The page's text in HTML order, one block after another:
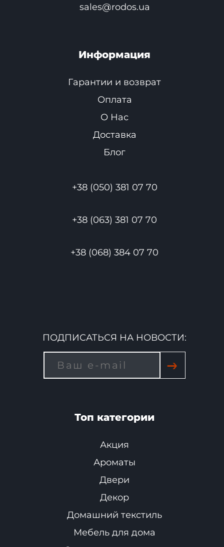
sales@rodos.ua
Информация
Гарантии и возврат
Оплата
О Нас
Доставка
Блог
+38 (050) 381 07 70
+38 (063) 381 07 70
+38 (068) 384 07 70
ПОДПИСАТЬСЯ НА НОВОСТИ:
→
Топ категории
Акция
Ароматы
Двери
Декор
Домашний текстиль
Мебель для дома